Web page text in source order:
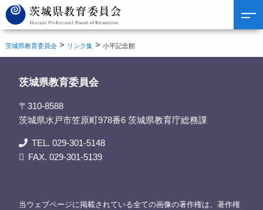
茨城県教育委員会 > リンク集 >小平記念館
茨城県教育委員会
〒310-8588
茨城県水戸市笠原町978番6 茨城県教育庁総務課
TEL. 029-301-5148
FAX. 029-301-5139
当ウェブページに掲載されている全ての画像の著作権は、著作権